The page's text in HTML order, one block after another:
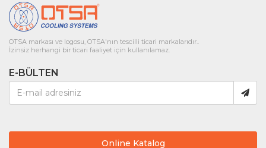
OTSA markası ve logosu, OTSA'nın tescilli ticari markalarıdır..
İzinsiz herhangi bir ticari faaliyet için kullanılamaz.
E-BÜLTEN
Online Katalog